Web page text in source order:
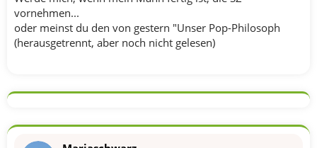
vornehmen...
oder meinst du den von gestern "Unser Pop-Philosoph
(herausgetrennt, aber noch nicht gelesen)